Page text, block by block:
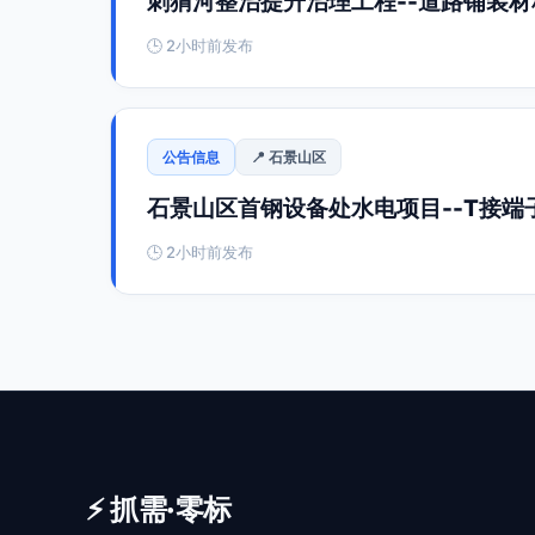
🕒 2小时前发布
公告信息 📍 石景山区
石景山区首钢设备处水电项目--T接端
🕒 2小时前发布
⚡ 抓需·零标